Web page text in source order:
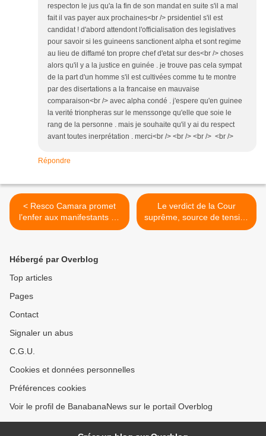
respecton le jus qu'a la fin de son mandat en suite s'il a mal
fait il vas payer aux prochaines<br /> prsidentiel s'il est
candidat ! d'abord attendont l'officialisation des legislatives
pour savoir si les guineens sanctionent alpha et sont regime
au lieu de diffamé ton propre chef d'etat sur des<br /> choses
alors qu'il y a la justice en guinée . je trouve pas cela sympat
de la part d'un homme s'il est cultivées comme tu te montre
par des disertations a la francaise en mauvaise
comparaison<br /> avec alpha condé . j'espere qu'en guinee
la verité trionpheras sur le menssonge qu'elle que soie le
rang de la personne . mais je souhaite qu'il y ai du respect
avant toutes inerprétation . merci<br /> <br /> <br /> <br />
Répondre
< Resco Camara promet
l’enfer aux manifestants de
l’opposition
Le verdict de la Cour
suprême, source de tension
entre mouvance et
Hébergé par Overblog
Top articles
Pages
Contact
Signaler un abus
C.G.U.
Cookies et données personnelles
Préférences cookies
Voir le profil de BanabanaNews sur le portail Overblog